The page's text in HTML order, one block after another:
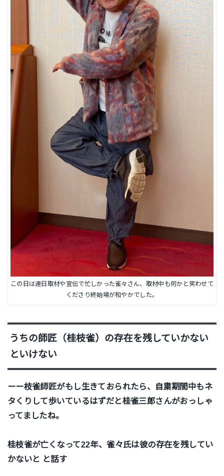
この日は連日取材や宣伝で忙しかった雀々さん、取材中も何かと笑わせて
くださり終始場が和やかでした。
うちの師匠（桂枝雀）の存在を残していかない
といけない
ーー枝雀師匠がもし生きておられたら、自粛期間中もネ
タくりして歩いているはずだと桂雀三郎さんがおっしゃ
ってましたね。
桂枝雀が亡くなって22年、雀々氏は彼の存在を残してい
かないと と話す